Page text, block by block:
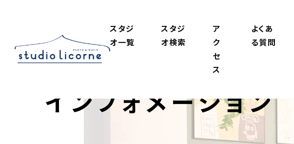
スタジ
オ一覧
スタジ
オ検索
ア
ク
セ
ス
よくあ
る質問
インフォメーション